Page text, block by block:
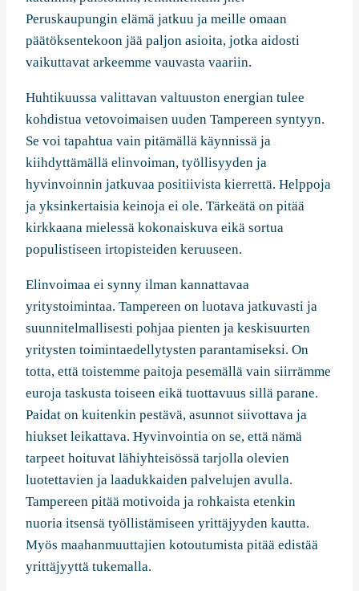
Peruskaupungin elämä jatkuu ja meille omaan
päätöksentekoon jää paljon asioita, jotka aidosti
vaikuttavat arkeemme vauvasta vaariin.
Huhtikuussa valittavan valtuuston energian tulee
kohdistua vetovoimaisen uuden Tampereen syntyyn.
Se voi tapahtua vain pitämällä käynnissä ja
kiihdyttämällä elinvoiman, työllisyyden ja
hyvinvoinnin jatkuvaa positiivista kierrettä. Helppoja
ja yksinkertaisia keinoja ei ole. Tärkeätä on pitää
kirkkaana mielessä kokonaiskuva eikä sortua
populistiseen irtopisteiden keruuseen.
Elinvoimaa ei synny ilman kannattavaa
yritystoimintaa. Tampereen on luotava jatkuvasti ja
suunnitelmallisesti pohjaa pienten ja keskisuurten
yritysten toimintaedellytysten parantamiseksi. On
totta, että toistemme paitoja pesemällä vain siirrämme
euroja taskusta toiseen eikä tuottavuus sillä parane.
Paidat on kuitenkin pestävä, asunnot siivottava ja
hiukset leikattava. Hyvinvointia on se, että nämä
tarpeet hoituvat lähiyhteisössä tarjolla olevien
luotettavien ja laadukkaiden palvelujen avulla.
Tampereen pitää motivoida ja rohkaista etenkin
nuoria itsensä työllistämiseen yrittäjyyden kautta.
Myös maahanmuuttajien kotoutumista pitää edistää
yrittäjyyttä tukemalla.